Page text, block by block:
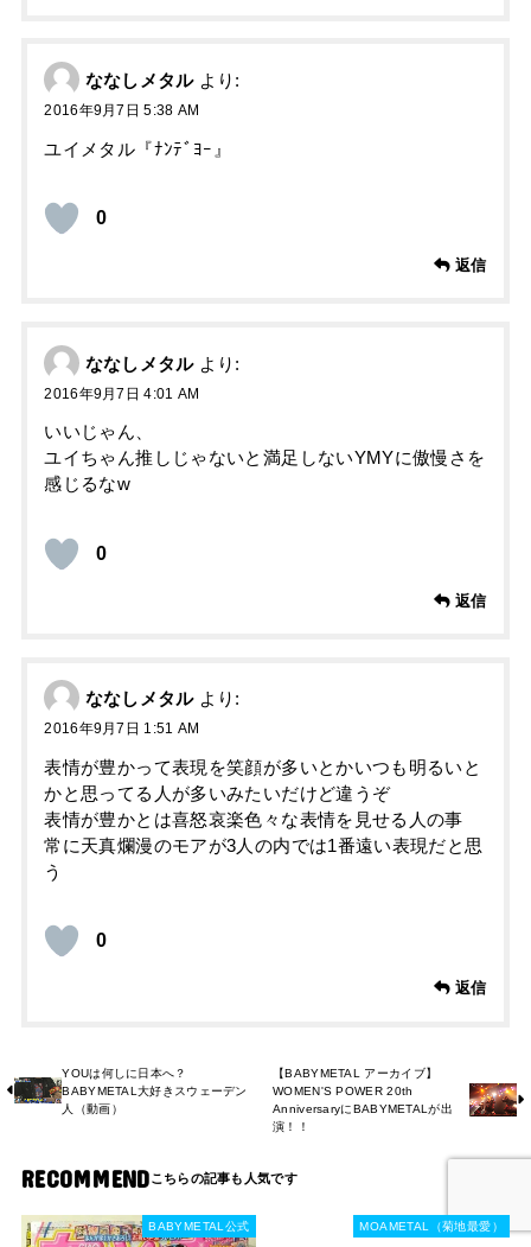
ななしメタル より:
2016年9月7日 5:38 AM
ユイメタル『ﾅﾝﾃﾞﾖｰ』
0
返信
ななしメタル より:
2016年9月7日 4:01 AM
いいじゃん、
ユイちゃん推しじゃないと満足しないYMYに傲慢さを
感じるなw
0
返信
ななしメタル より:
2016年9月7日 1:51 AM
表情が豊かって表現を笑顔が多いとかいつも明るいと
かと思ってる人が多いみたいだけど違うぞ
表情が豊かとは喜怒哀楽色々な表情を見せる人の事
常に天真爛漫のモアが3人の内では1番遠い表現だと思
う
0
返信
YOUは何しに日本へ？
BABYMETAL大好きスウェーデン
人（動画）
【BABYMETAL アーカイブ】
WOMEN'S POWER 20th
AnniversaryにBABYMETALが出
演！！
RECOMMEND
BABYMETAL公式 MOAMETAL（菊地最愛）